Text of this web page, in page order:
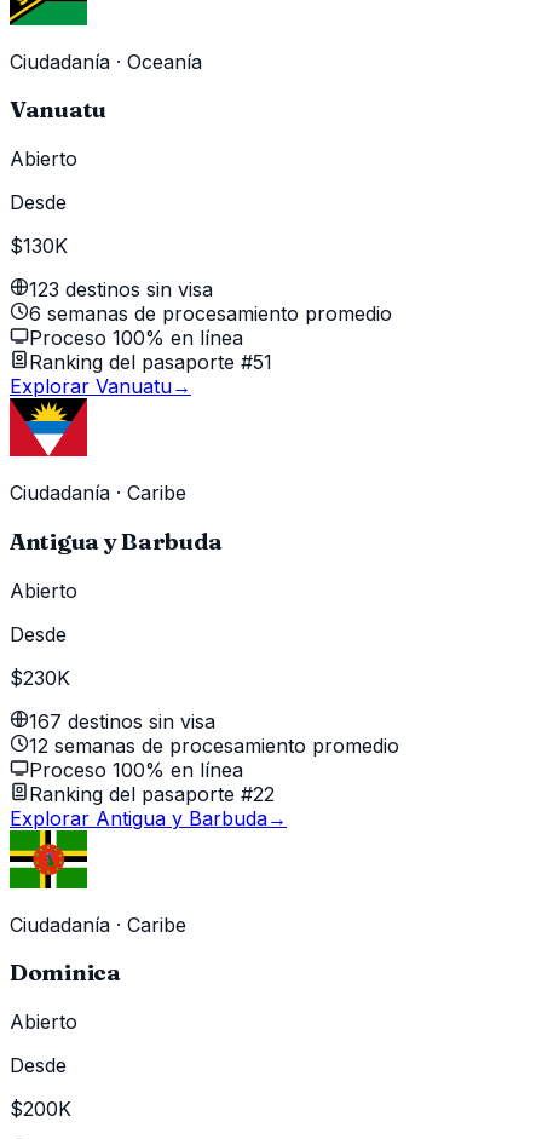
Ciudadanía · Oceanía
Vanuatu
Abierto
Desde
$130K
123 destinos sin visa
6 semanas de procesamiento promedio
Proceso 100% en línea
Ranking del pasaporte #51
Explorar Vanuatu→
Ciudadanía · Caribe
Antigua y Barbuda
Abierto
Desde
$230K
167 destinos sin visa
12 semanas de procesamiento promedio
Proceso 100% en línea
Ranking del pasaporte #22
Explorar Antigua y Barbuda→
Ciudadanía · Caribe
Dominica
Abierto
Desde
$200K